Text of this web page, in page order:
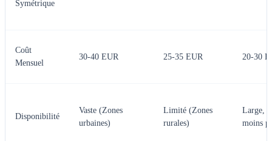
Symétrique
Coût
Mensuel
30-40 EUR 25-35 EUR 20-30
Disponibilité
Vaste (Zones
urbaines)
Limité (Zones
rurales)
Large,
moins